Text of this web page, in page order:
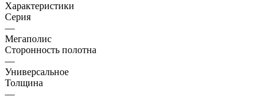
Характеристики
Серия
—
Мегаполис
Сторонность полотна
—
Универсальное
Толщина
—